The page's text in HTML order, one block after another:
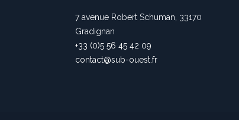
7 avenue Robert Schuman, 33170
Gradignan
+33 (0)5 56 45 42 09
contact@sub-ouest.fr